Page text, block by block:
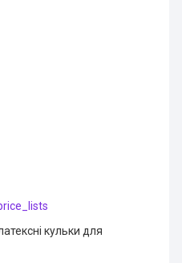
кульки для